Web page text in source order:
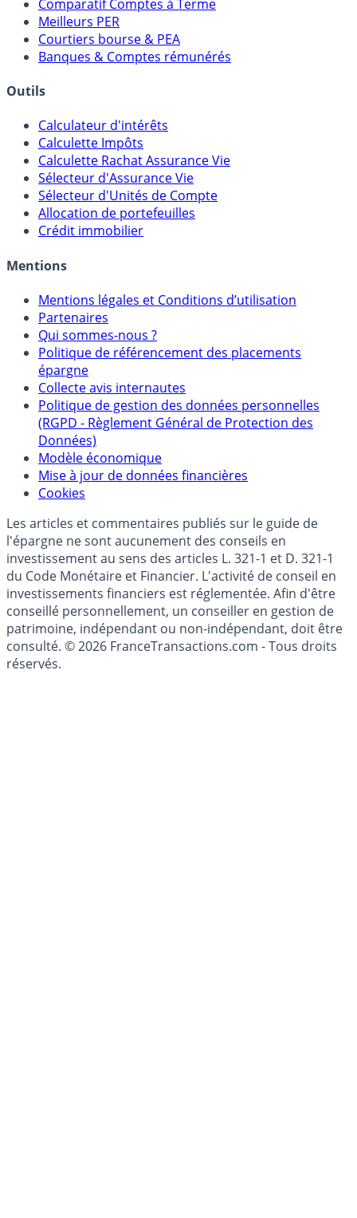
Comparatif Super Livrets
Comparatif Comptes à Terme
Meilleurs PER
Banques & Comptes rémunérés
Outils
Calculateur d'intérêts
Calculette Impôts
Calculette Rachat Assurance Vie
Sélecteur d'Assurance Vie
Sélecteur d'Unités de Compte
Crédit immobilier
Mentions
Mentions légales et Conditions d’utilisation
Partenaires
Qui sommes-nous ?
Politique de référencement des placements
épargne
Collecte avis internautes
Politique de gestion des données personnelles
(RGPD - Règlement Général de Protection des
Données)
Modèle économique
Cookies
Les articles et commentaires publiés sur le guide de
l'épargne ne sont aucunement des conseils en
investissement au sens des articles L. 321-1 et D. 321-1
du Code Monétaire et Financier. L'activité de conseil en
investissements financiers est réglementée. Afin d'être
conseillé personnellement, un conseiller en gestion de
patrimoine, indépendant ou non-indépendant, doit être